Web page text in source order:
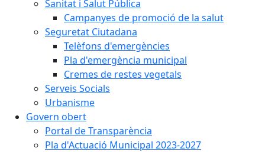
Sanitat i Salut Pública
Campanyes de promoció de la salut
Seguretat Ciutadana
Telèfons d'emergències
Pla d'emergència municipal
Cremes de restes vegetals
Serveis Socials
Urbanisme
Govern obert
Portal de Transparència
Pla d'Actuació Municipal 2023-2027